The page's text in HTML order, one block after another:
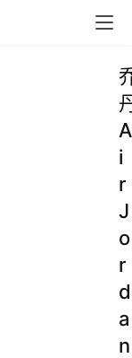
A
i
r
J
o
r
d
a
n